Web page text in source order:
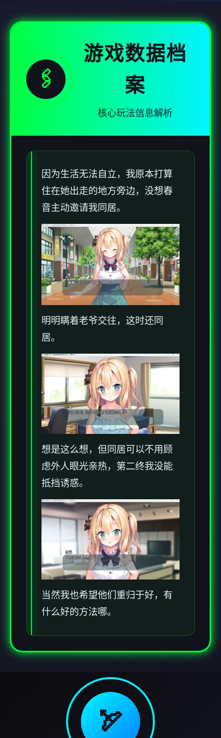
🖇️
游戏数据档
案
核心玩法信息解析
因为生活无法自立，我原本打算
住在她出走的地方旁边，没想春
音主动邀请我同居。
明明瞒着老爷交往，这时还同
居。
想是这么想，但同居可以不用顾
虑外人眼光亲热，第二终我没能
抵挡诱惑。
当然我也希望他们重归于好，有
什么好的方法哪。
🏹